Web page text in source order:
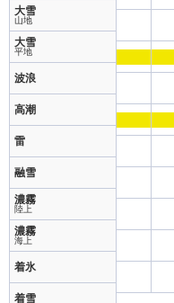
大雪
山地
大雪
平地
波浪
高潮
雷
融雪
濃霧
陸上
濃霧
海上
着氷
着雪